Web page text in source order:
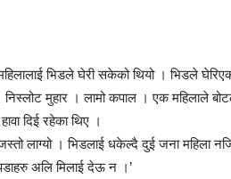
भिडले घेरी सकेको थियो । भिडले घेरिएको
मुहार । लामो कपाल । एक महिलाले
दिई रहेका थिए ।
लाग्यो । भिडलाई धकेल्दै दुई जना महिला
अलि मिलाई देऊ न ।’